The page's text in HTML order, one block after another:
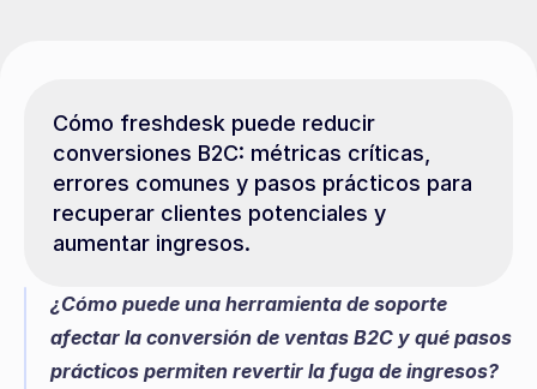
Cómo freshdesk puede reducir
conversiones B2C: métricas críticas,
errores comunes y pasos prácticos para
recuperar clientes potenciales y
aumentar ingresos.
¿Cómo puede una herramienta de soporte
afectar la conversión de ventas B2C y qué pasos
prácticos permiten revertir la fuga de ingresos?